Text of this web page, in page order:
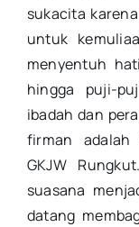
sukacita
untuk
menyentuh
hingga puji-
ibadah dan
firman adalah
GKJW
suasana
datang